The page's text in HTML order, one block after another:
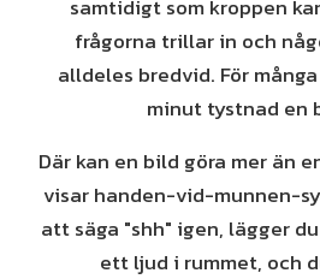
samtidigt som kroppen
frågorna trillar in och
alldeles bredvid. För
minut tystnad en
Där kan en bild göra mer än
visar handen-vid-munnen-
att säga "shh" igen, lägger
ett ljud i rummet, och